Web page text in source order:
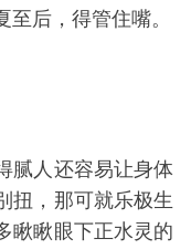
后，得管住嘴。
腻人还容易让身体
扭，那可就乐极生
瞅瞅眼下正水灵的